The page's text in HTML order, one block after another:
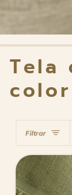
Tela
Filtrar